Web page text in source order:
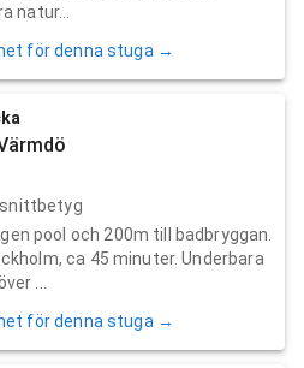
natur...
för denna stuga →
pool och 200m till badbryggan.
ca 45 minuter. Underbara
...
för denna stuga →